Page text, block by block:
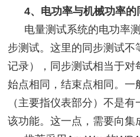
4、电功率与机械功率的
电量测试系统的电功率
步测试。这里的同步测试
记录），同步测试相当于对
始点相同，结束点相同。一
（主要指仪表部分）不是
该功能。这一点，需要向集